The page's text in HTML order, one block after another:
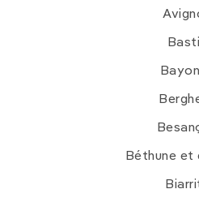
Béthune et